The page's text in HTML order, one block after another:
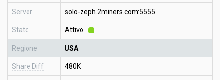
Server solo-zeph.2miners.com:5555
Stato Attivo
Regione USA
Share Diff 480K